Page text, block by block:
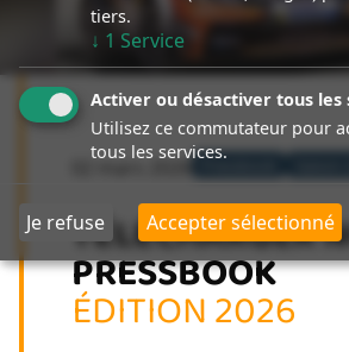
Pressbook
TÉLÉCHARGER
PRESSBOOK
ÉDITION 2026
tiers.
↓ 1 Service
Activer ou désactiver tous les
Utilisez ce commutateur pour
tous les services.
Je refuse Accepter sélectionné